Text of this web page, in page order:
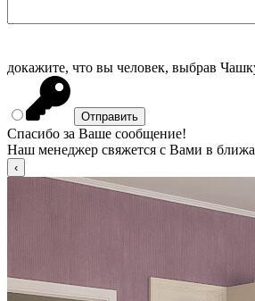
докажите, что вы человек, выбрав
Спасибо за Ваше сообщение!
Наш менеджер свяжется с Вами в